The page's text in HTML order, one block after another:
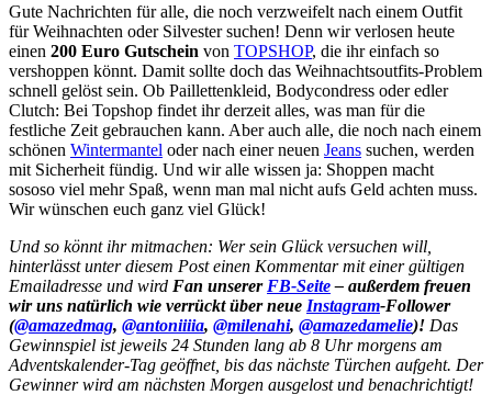
Gute Nachrichten für alle, die noch verzweifelt nach einem Outfit
für Weihnachten oder Silvester suchen! Denn wir verlosen heute
einen 200 Euro Gutschein von TOPSHOP, die ihr einfach so
vershoppen könnt. Damit sollte doch das Weihnachtsoutfits-Problem
schnell gelöst sein. Ob Paillettenkleid, Bodycondress oder edler
Clutch: Bei Topshop findet ihr derzeit alles, was man für die
festliche Zeit gebrauchen kann. Aber auch alle, die noch nach einem
schönen Wintermantel oder nach einer neuen Jeans suchen, werden
mit Sicherheit fündig. Und wir alle wissen ja: Shoppen macht
sososo viel mehr Spaß, wenn man mal nicht aufs Geld achten muss.
Wir wünschen euch ganz viel Glück!
Und so könnt ihr mitmachen: Wer sein Glück versuchen will,
hinterlässt unter diesem Post einen Kommentar mit einer gültigen
Emailadresse und wird Fan unserer FB-Seite– außerdem freuen
wir uns natürlich wie verrückt über neue Instagram-Follower
(@amazedmag, @antoniiiia, @milenahi, @amazedamelie)! Das
Gewinnspiel ist jeweils 24 Stunden lang ab 8 Uhr morgens am
Adventskalender-Tag geöffnet, bis das nächste Türchen aufgeht. Der
Gewinner wird am nächsten Morgen ausgelost und benachrichtigt!